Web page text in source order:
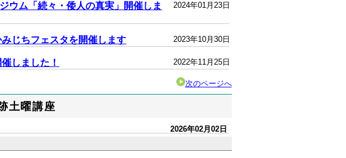
2024年01月23日
ウム「続々・倭人の真実」開催しま
2023年10月30日
じちフェスタを開催します
2022年11月25日
しました！
次のページへ
土曜講座
2026年02月02日